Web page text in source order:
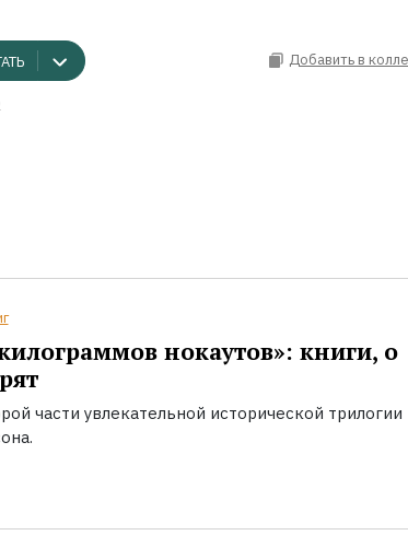
Добавить в
нокаутов»: книги, о
части увлекательной исторической трилогии